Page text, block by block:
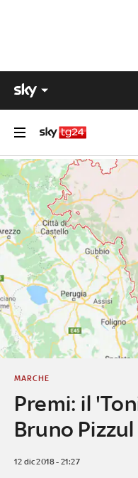
Premi: il
Bruno Pizzul
MARCHE
12 dic 2018 - 21:27